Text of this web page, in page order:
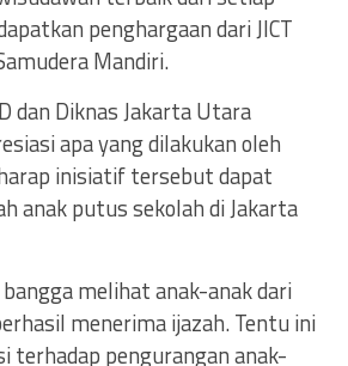
penghargaan dari JICT
Mandiri.
dan Diknas Jakarta Utara
apa yang dilakukan oleh
inisiatif tersebut dapat
anak putus sekolah di Jakarta
bangga melihat anak-anak dari
menerima ijazah. Tentu ini
terhadap pengurangan anak-